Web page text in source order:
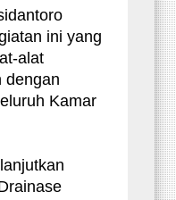
ini yang
alat
dengan
Kamar